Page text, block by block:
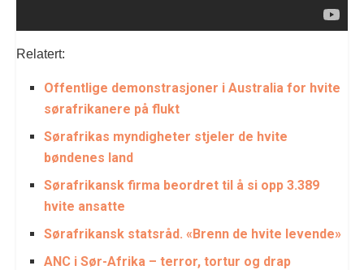
Relatert:
Offentlige demonstrasjoner i Australia for hvite
sørafrikanere på flukt
Sørafrikas myndigheter stjeler de hvite
bøndenes land
Sørafrikansk firma beordret til å si opp 3.389
hvite ansatte
Sørafrikansk statsråd. «Brenn de hvite levende»
ANC i Sør-Afrika – terror, tortur og drap